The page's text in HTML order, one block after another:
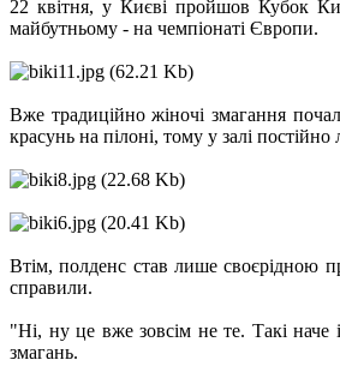
22 квітня, у Києві пройшов Кубок
майбутньому - на чемпіонаті Європи.
Вже традиційно жіночі змагання
красунь на пілоні, тому у залі
Втім, полденс став лише своєрідною
справили.
"Ні, ну це вже зовсім не те. Такі наче
змагань.